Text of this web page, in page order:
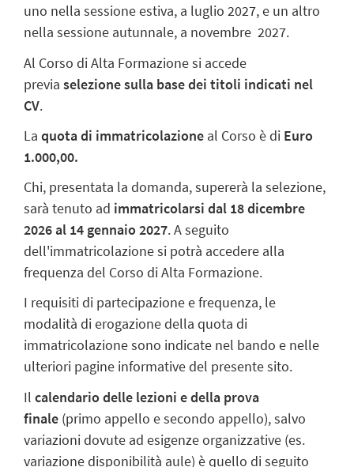
uno nella sessione estiva, a luglio 2027, e un altro
nella sessione autunnale, a novembre 2027.
Al Corso di Alta Formazione si accede
previa selezione sulla base dei titoli indicati nel
CV.
La quota di immatricolazione al Corso è di Euro
1.000,00.
Chi, presentata la domanda, supererà la selezione,
sarà tenuto ad immatricolarsi dal 18 dicembre
2026 al 14 gennaio 2027. A seguito
dell'immatricolazione si potrà accedere alla
frequenza del Corso di Alta Formazione.
I requisiti di partecipazione e frequenza, le
modalità di erogazione della quota di
immatricolazione sono indicate nel bando e nelle
ulteriori pagine informative del presente sito.
Il calendario delle lezioni e della prova
finale (primo appello e secondo appello), salvo
variazioni dovute ad esigenze organizzative (es.
variazione disponibilità aule) è quello di seguito